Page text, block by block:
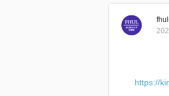
https://